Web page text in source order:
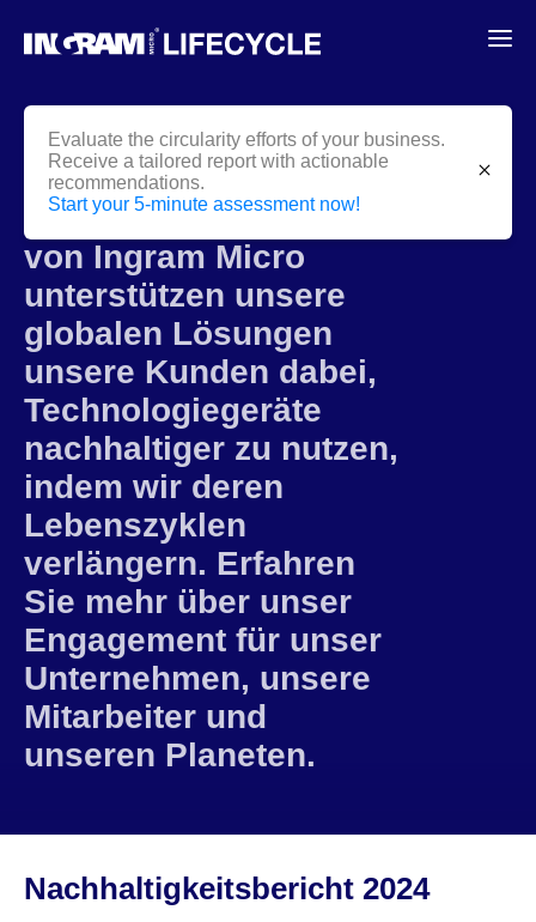
Evaluate the circularity efforts of your business.
Receive a tailored report with actionable
recommendations.
Start your 5-minute assessment now!
close
Als Geschäftsbereich
von Ingram Micro
unterstützen unsere
globalen Lösungen
unsere Kunden dabei,
Technologiegeräte
nachhaltiger zu nutzen,
indem wir deren
Lebenszyklen
verlängern. Erfahren
Sie mehr über unser
Engagement für unser
Unternehmen, unsere
Mitarbeiter und
unseren Planeten.
Nachhaltigkeitsbericht 2024